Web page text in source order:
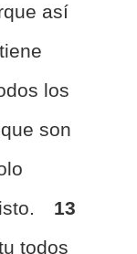
así
los
son
13
todos